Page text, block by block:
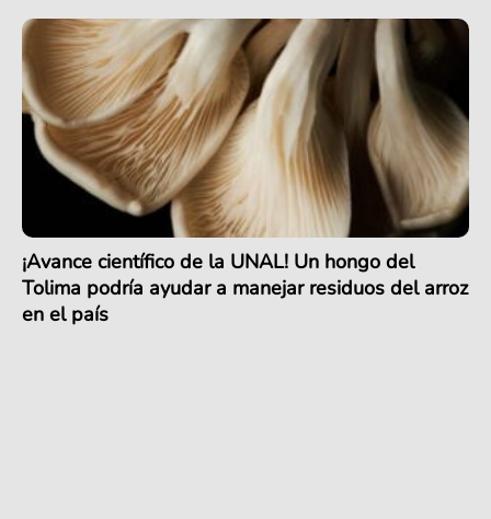
¡Avance científico de la UNAL! Un hongo del
Tolima podría ayudar a manejar residuos del arroz
en el país